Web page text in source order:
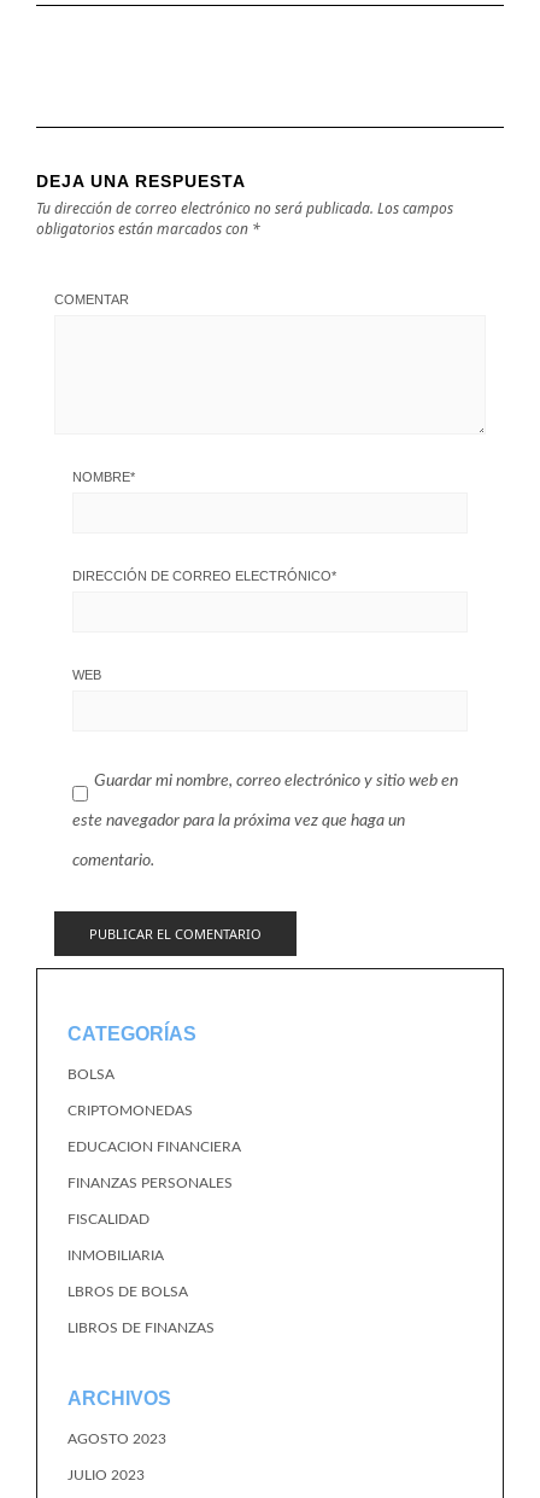
DEJA UNA RESPUESTA
Tu dirección de correo electrónico no será publicada. Los campos
obligatorios están marcados con *
COMENTAR
NOMBRE*
DIRECCIÓN DE CORREO ELECTRÓNICO*
WEB
Guardar mi nombre, correo electrónico y sitio web en
este navegador para la próxima vez que haga un
comentario.
CATEGORÍAS
BOLSA
CRIPTOMONEDAS
EDUCACION FINANCIERA
FINANZAS PERSONALES
FISCALIDAD
INMOBILIARIA
LBROS DE BOLSA
LIBROS DE FINANZAS
ARCHIVOS
AGOSTO 2023
JULIO 2023